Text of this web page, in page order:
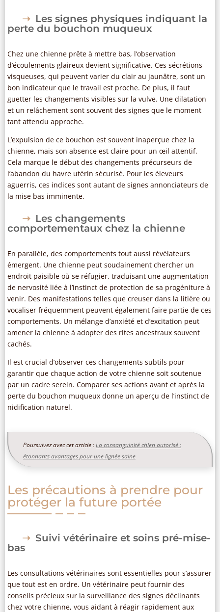
Les signes physiques indiquant la
perte du bouchon muqueux
Chez une chienne prête à mettre bas, l’observation
d’écoulements glaireux devient significative. Ces sécrétions
visqueuses, qui peuvent varier du clair au jaunâtre, sont un
bon indicateur que le travail est proche. De plus, il faut
guetter les changements visibles sur la vulve. Une dilatation
et un relâchement sont souvent des signes que le moment
tant attendu approche.
L’expulsion de ce bouchon est souvent inaperçue chez la
chienne, mais son absence est claire pour un œil attentif.
Cela marque le début des changements précurseurs de
l’abandon du havre utérin sécurisé. Pour les éleveurs
aguerris, ces indices sont autant de signes annonciateurs de
la mise bas imminente.
Les changements
comportementaux chez la chienne
En parallèle, des comportements tout aussi révélateurs
émergent. Une chienne peut soudainement chercher un
endroit paisible où se réfugier, traduisant une augmentation
de nervosité liée à l’instinct de protection de sa progéniture à
venir. Des manifestations telles que creuser dans la litière ou
vocaliser fréquemment peuvent également faire partie de ces
comportements. Un mélange d’anxiété et d’excitation peut
amener la chienne à adopter des rites ancestraux souvent
cachés.
Il est crucial d’observer ces changements subtils pour
garantir que chaque action de votre chienne soit soutenue
par un cadre serein. Comparer ses actions avant et après la
perte du bouchon muqueux donne un aperçu de l’instinct de
nidification naturel.
Poursuivez avec cet article :La consanguinité chien autorisé :
étonnants avantages pour une lignée saine
Les précautions à prendre pour
protéger la future portée
Suivi vétérinaire et soins pré-mise-
bas
Les consultations vétérinaires sont essentielles pour s’assurer
que tout est en ordre. Un vétérinaire peut fournir des
conseils précieux sur la surveillance des signes déclinants
chez votre chienne, vous aidant à réagir rapidement aux